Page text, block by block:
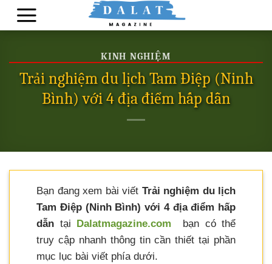
Skip
KINH NGHIỆM
Trải nghiệm du lịch Tam Điệp (Ninh
Bình) với 4 địa điểm hấp dẫn
Bạn đang xem bài viết Trải nghiệm du lịch
Tam Điệp (Ninh Bình) với 4 địa điểm hấp
dẫn tại Dalatmagazine.com
bạn có thể
truy cập nhanh thông tin cần thiết tại phần
mục lục bài viết phía dưới.